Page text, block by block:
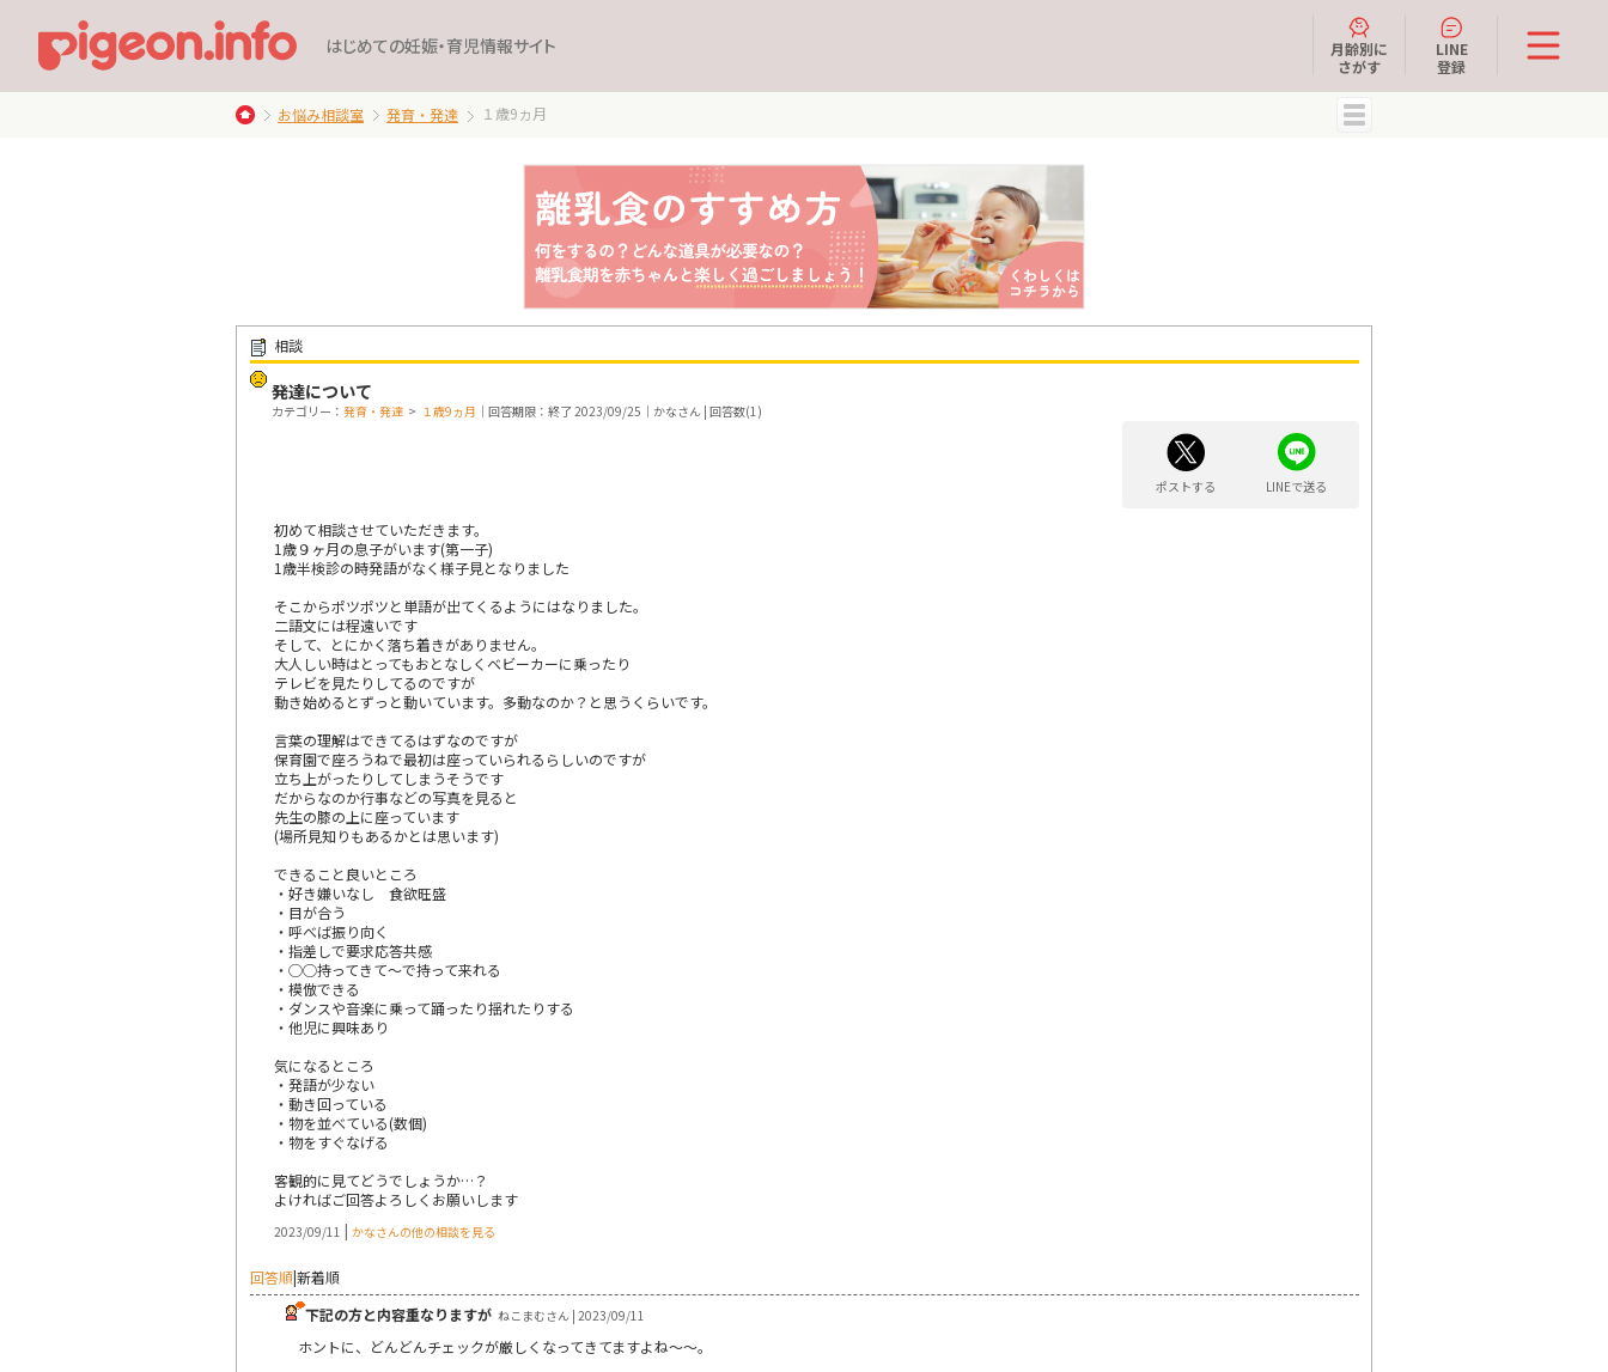
はじめての妊娠・育児情報サイト
月齢別に
さがす
LINE
登録
お悩み相談室 発育・発達 １歳9ヵ月
相談
発達について
カテゴリー： 発育・発達 > １歳9ヵ月 ｜回答期限：終了 2023/09/25｜かなさん | 回答数(1)
ポストする LINEで送る
初めて相談させていただきます。
1歳９ヶ月の息子がいます(第一子)
1歳半検診の時発語がなく様子見となりました
そこからポツポツと単語が出てくるようにはなりました。
二語文には程遠いです
そして、とにかく落ち着きがありません。
大人しい時はとってもおとなしくベビーカーに乗ったり
テレビを見たりしてるのですが
動き始めるとずっと動いています。多動なのか？と思うくらいです。
言葉の理解はできてるはずなのですが
保育園で座ろうねで最初は座っていられるらしいのですが
立ち上がったりしてしまうそうです
だからなのか行事などの写真を見ると
先生の膝の上に座っています
(場所見知りもあるかとは思います)
できること良いところ
・好き嫌いなし 食欲旺盛
・目が合う
・呼べば振り向く
・指差しで要求応答共感
・◯◯持ってきて〜で持って来れる
・模倣できる
・ダンスや音楽に乗って踊ったり揺れたりする
・他児に興味あり
気になるところ
・発語が少ない
・動き回っている
・物を並べている(数個)
・物をすぐなげる
客観的に見てどうでしょうか…？
よければご回答よろしくお願いします
2023/09/11 | かなさんの他の相談を見る
回答順|新着順
下記の方と内容重なりますが ねこまむさん | 2023/09/11
ホントに、どんどんチェックが厳しくなってきてますよね～～。